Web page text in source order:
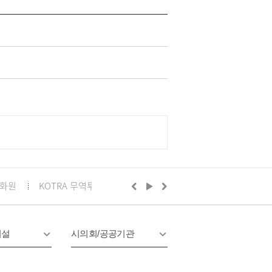
원 KOTRA 무역투자24 구리시의회
시의회/공공기관